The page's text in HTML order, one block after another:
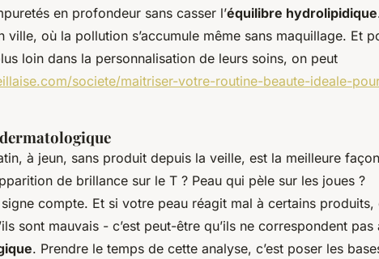
en profondeur sans casser l’équilibre hydrolipidique
ville, où la pollution s’accumule même sans maquillage. Et
loin dans la personnalisation de leurs soins, on peut
societe/maitriser-votre-routine-beaute-ideale-
à jeun, sans produit depuis la veille, est la meilleure
de brillance sur le T ? Peau qui pèle sur les joues ?
compte. Et si votre peau réagit mal à certains produits,
sont mauvais - c’est peut-être qu’ils ne correspondent pas
. Prendre le temps de cette analyse, c’est poser les